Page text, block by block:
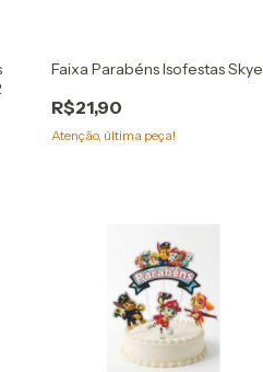
Faixa Parabéns Isofestas Skye
R$21,90
Atenção, última peça!